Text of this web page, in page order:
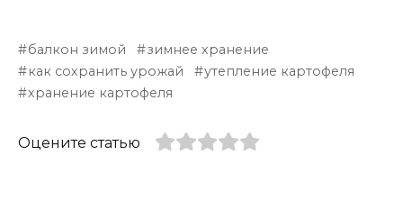
балкон зимой
зимнее хранение
как сохранить урожай
утепление картофеля
хранение картофеля
Оцените статью